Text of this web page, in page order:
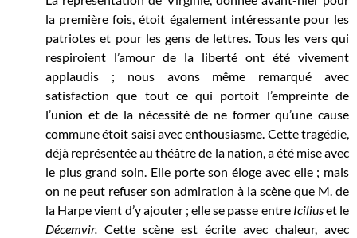
la première fois, étoit également intéressante pour les
patriotes et pour les gens de lettres. Tous les vers qui
respiroient l’amour de la liberté ont été vivement
applaudis ; nous avons même remarqué avec
satisfaction que tout ce qui portoit l’empreinte de
l’union et de la nécessité de ne former qu’une cause
commune étoit saisi avec enthousiasme. Cette tragédie,
déjà représentée au théâtre de la nation, a été mise avec
le plus grand soin. Elle porte son éloge avec elle ; mais
on ne peut refuser son admiration à la scène que M. de
la Harpe vient d’y ajouter ; elle se passe entre Iciliuset le
Décemvir. Cette scène est écrite avec chaleur, avec